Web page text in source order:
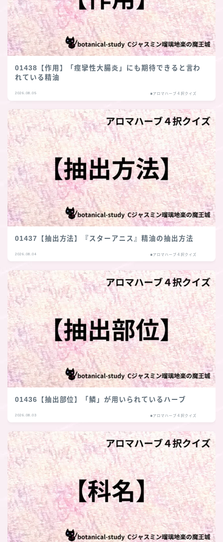
01438【作用】「痙攣性大腸炎」にも期待できると言わ
れている精油
2026.08.05 ■アロマハーブ４択クイズ
01437【抽出方法】『スターアニス』精油の抽出方法
2026.08.04 ■アロマハーブ４択クイズ
01436【抽出部位】「鱗」が用いられているハーブ
2026.08.03 ■アロマハーブ４択クイズ